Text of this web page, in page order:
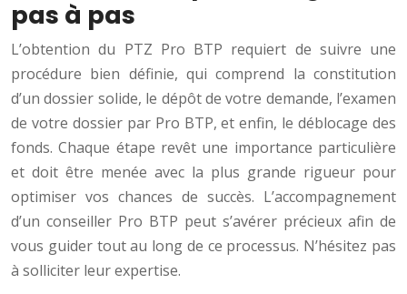
pas à pas
L’obtention du PTZ Pro BTP requiert de suivre une
procédure bien définie, qui comprend la constitution
d’un dossier solide, le dépôt de votre demande, l’examen
de votre dossier par Pro BTP, et enfin, le déblocage des
fonds. Chaque étape revêt une importance particulière
et doit être menée avec la plus grande rigueur pour
optimiser vos chances de succès. L’accompagnement
d’un conseiller Pro BTP peut s’avérer précieux afin de
vous guider tout au long de ce processus. N’hésitez pas
à solliciter leur expertise.